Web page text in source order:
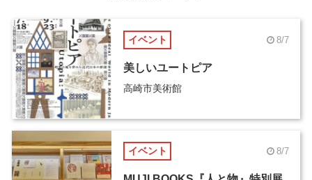
イベント 8/7
美しいユートピア
高崎市美術館
イベント 8/7